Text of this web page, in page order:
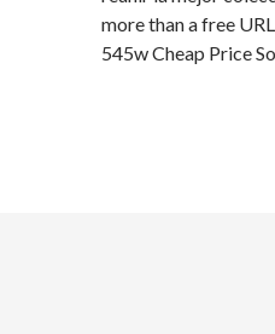
more than a free
545w Cheap Price